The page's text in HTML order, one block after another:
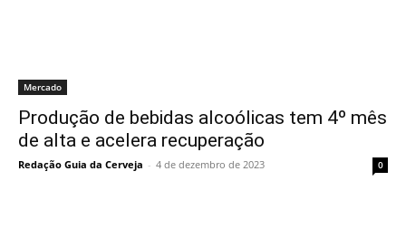
Mercado
Produção de bebidas alcoólicas tem 4º mês
de alta e acelera recuperação
Redação Guia da Cerveja - 4 de dezembro de 2023 0